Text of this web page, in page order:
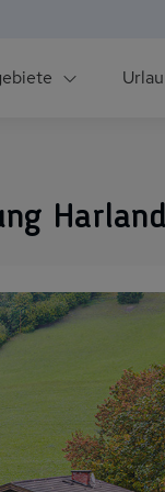
Winter
Skiurlaub